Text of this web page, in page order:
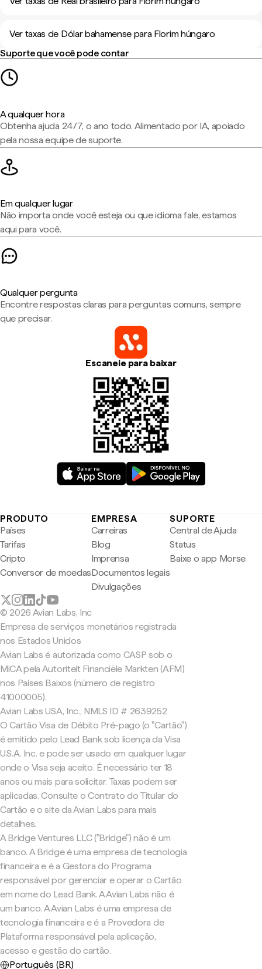
Ver taxas de Dólar bahamense para Florim húngaro
Suporte que você pode contar
A qualquer hora
Obtenha ajuda 24/7, o ano todo. Alimentado por IA, apoiado
pela nossa equipe de suporte.
Em qualquer lugar
Não importa onde você esteja ou que idioma fale, estamos
aqui para você.
Qualquer pergunta
Encontre respostas claras para perguntas comuns, sempre
que precisar.
Escaneie para baixar
PRODUTO
Países
Tarifas
Cripto
Conversor de moedas
EMPRESA
Carreiras
Blog
Imprensa
Documentos legais
Divulgações
SUPORTE
Central de Ajuda
Status
Baixe o app Morse
© 2026 Avian Labs, Inc
Empresa de serviços monetários registrada
nos Estados Unidos
Avian Labs é autorizada como CASP sob o
MiCA pela Autoriteit Financiële Markten (AFM)
nos Países Baixos (número de registro
41000005).
Avian Labs USA, Inc., NMLS ID # 2639252
O Cartão Visa de Débito Pré-pago (o "Cartão")
é emitido pelo Lead Bank sob licença da Visa
U.S.A. Inc. e pode ser usado em qualquer lugar
onde o Visa seja aceito. É necessário ter 18
anos ou mais para solicitar. Taxas podem ser
aplicadas. Consulte o Contrato do Titular do
Cartão e o site da Avian Labs para mais
detalhes.
A Bridge Ventures LLC ("Bridge") não é um
banco. A Bridge é uma empresa de tecnologia
financeira e é a Gestora do Programa
responsável por gerenciar e operar o Cartão
em nome do Lead Bank. A Avian Labs não é
um banco. A Avian Labs é uma empresa de
tecnologia financeira e é a Provedora de
Plataforma responsável pela aplicação,
acesso e gestão do cartão.
Português (BR)